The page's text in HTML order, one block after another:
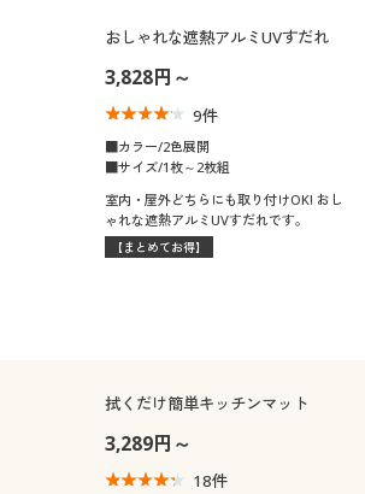
おしゃれな遮熱アルミUVすだれ
3,828円～
9件
■カラー/2色展開
■サイズ/1枚～2枚組
室内・屋外どちらにも取り付けOK! おし
ゃれな遮熱アルミUVすだれです。
【まとめてお得】
拭くだけ簡単キッチンマット
3,289円～
18件